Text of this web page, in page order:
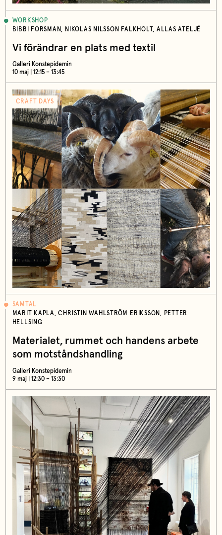
WORKSHOP
BIBBI FORSMAN, NIKOLAS NILSSON FALKHOLT, ALLAS ATELJÉ
Vi förändrar en plats med textil
Galleri Konstepidemin
10 maj | 12:15 – 13:45
CRAFT DAYS
SAMTAL
MARIT KAPLA, CHRISTIN WAHLSTRÖM ERIKSSON, PETTER
HELLSING
Materialet, rummet och handens arbete
som motståndshandling
Galleri Konstepidemin
9 maj | 12:30 – 13:30